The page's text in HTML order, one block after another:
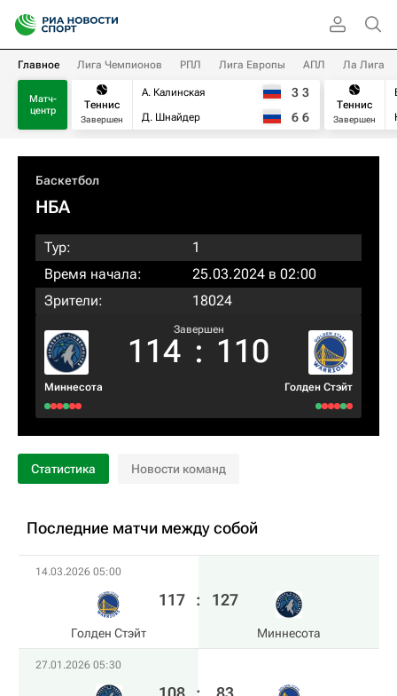
Главное Лига Чемпионов РПЛ Лига Европы АПЛ Ла Лига
Матч-
центр
Теннис
Завершен
А. Калинская
Д. Шнайдер
3 3
6 6
Теннис
Завершен
Баскетбол
НБА
Тур:
1
Время начала:
25.03.2024 в 02:00
Зрители:
18024
Миннесота
Завершен
114 : 110
Голден Стэйт
Статистика Новости команд
Последние матчи между собой
14.03.2026 05:00
Голден Стэйт
117 : 127
Миннесота
27.01.2026 05:30